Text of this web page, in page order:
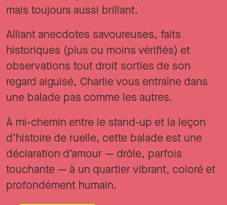
mais toujours aussi brillant.
Alliant anecdotes savoureuses, faits
historiques (plus ou moins vérifiés) et
observations tout droit sorties de son
regard aiguisé, Charlie vous entraîne dans
une balade pas comme les autres.
À mi-chemin entre le stand-up et la leçon
d’histoire de ruelle, cette balade est une
déclaration d’amour — drôle, parfois
touchante — à un quartier vibrant, coloré et
profondément humain.